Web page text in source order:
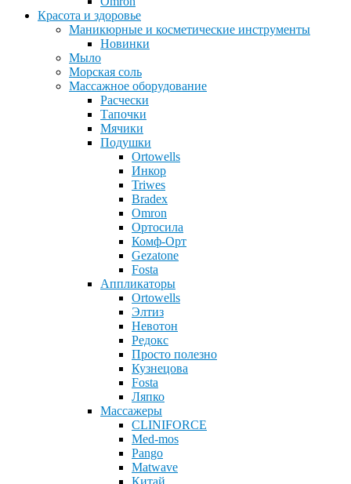
Красота и здоровье
Маникюрные и косметические инструменты
Новинки
Мыло
Морская соль
Массажное оборудование
Расчески
Тапочки
Мячики
Подушки
Ortowells
Инкор
Triwes
Bradex
Omron
Ортосила
Комф-Орт
Gezatone
Fosta
Аппликаторы
Ortowells
Элтиз
Невотон
Редокс
Просто полезно
Кузнецова
Fosta
Ляпко
Массажеры
CLINIFORCE
Med-mos
Pango
Matwave
Китай